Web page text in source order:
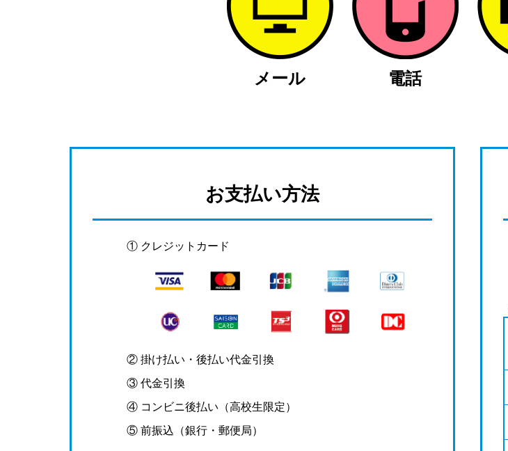
メール 電話
お支払い方法
① クレジットカード
② 掛け払い・後払い代金引換
③ 代金引換
④ コンビニ後払い（高校生限定）
⑤ 前振込（銀行・郵便局）